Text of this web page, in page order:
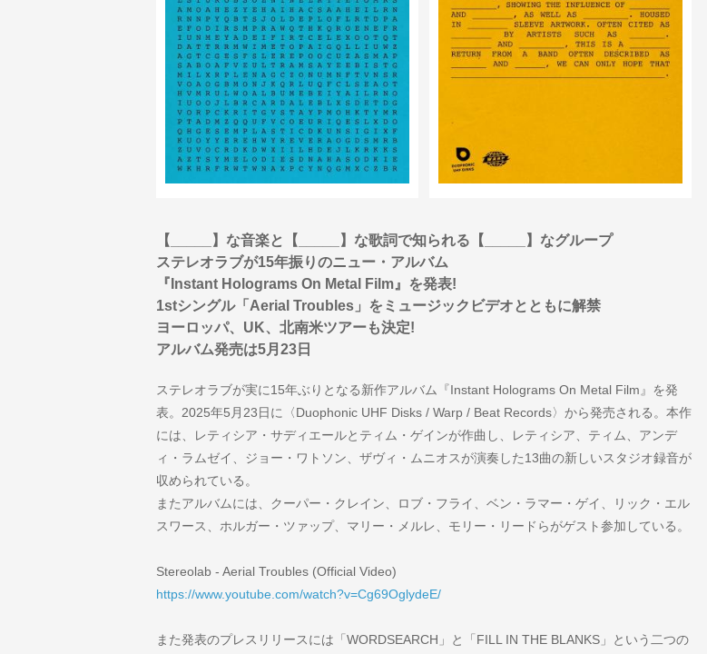
【_____】な音楽と【_____】な歌詞で知られる【_____】なグループ
ステレオラブが15年振りのニュー・アルバム
『Instant Holograms On Metal Film』を発表!
1stシングル「Aerial Troubles」をミュージックビデオとともに解禁
ヨーロッパ、UK、北南米ツアーも決定!
アルバム発売は5月23日
ステレオラブが実に15年ぶりとなる新作アルバム『Instant Holograms On Metal Film』を発
表。2025年5月23日に〈Duophonic UHF Disks / Warp / Beat Records〉から発売される。本作
には、レティシア・サディエールとティム・ゲインが作曲し、レティシア、ティム、アンデ
ィ・ラムゼイ、ジョー・ワトソン、ザヴィ・ムニオスが演奏した13曲の新しいスタジオ録音が
収められている。
またアルバムには、クーパー・クレイン、ロブ・フライ、ベン・ラマー・ゲイ、リック・エル
スワース、ホルガー・ツァップ、マリー・メルレ、モリー・リードらがゲスト参加している。
Stereolab - Aerial Troubles (Official Video)
https://www.youtube.com/watch?v=Cg69OglydeE/
また発表のプレスリリースには「WORDSEARCH」と「FILL IN THE BLANKS」という二つの